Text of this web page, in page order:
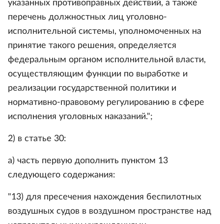
указанных противоправных действий, а также
перечень должностных лиц уголовно-
исполнительной системы, уполномоченных на
принятие такого решения, определяется
федеральным органом исполнительной власти,
осуществляющим функции по выработке и
реализации государственной политики и
нормативно-правовому регулированию в сфере
исполнения уголовных наказаний.";
2) в статье 30:
а) часть первую дополнить пунктом 13
следующего содержания:
"13) для пресечения нахождения беспилотных
воздушных судов в воздушном пространстве над